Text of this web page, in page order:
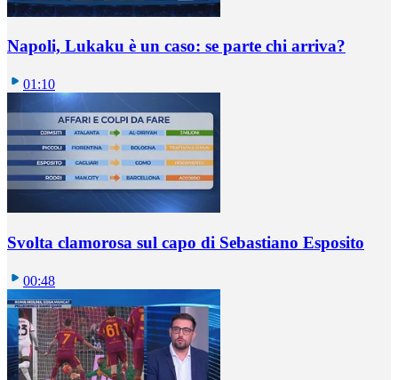
Napoli, Lukaku è un caso: se parte chi arriva?
01:10
Svolta clamorosa sul capo di Sebastiano Esposito
00:48